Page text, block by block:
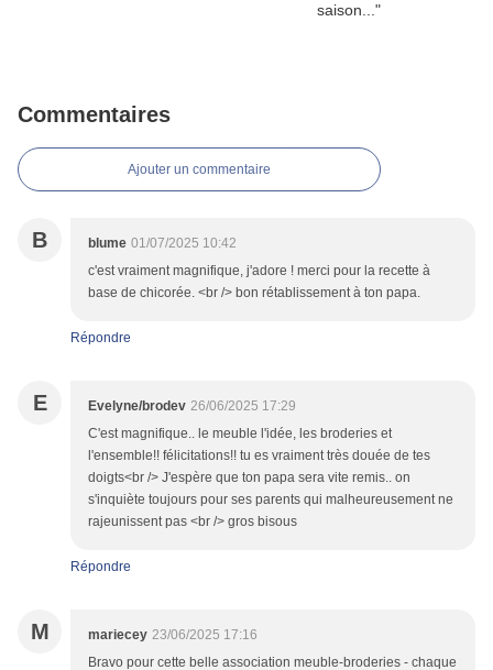
Commentaires
Ajouter un commentaire
B blume 01/07/2025 10:42
c'est vraiment magnifique, j'adore ! merci pour la recette à
base de chicorée. <br /> bon rétablissement à ton papa.
Répondre
E Evelyne/brodev 26/06/2025 17:29
C'est magnifique.. le meuble l'idée, les broderies et
l'ensemble!! félicitations!! tu es vraiment très douée de tes
doigts<br /> J'espère que ton papa sera vite remis.. on
s'inquiète toujours pour ses parents qui malheureusement ne
rajeunissent pas <br /> gros bisous
Répondre
M mariecey 23/06/2025 17:16
Bravo pour cette belle association meuble-broderies - chaque